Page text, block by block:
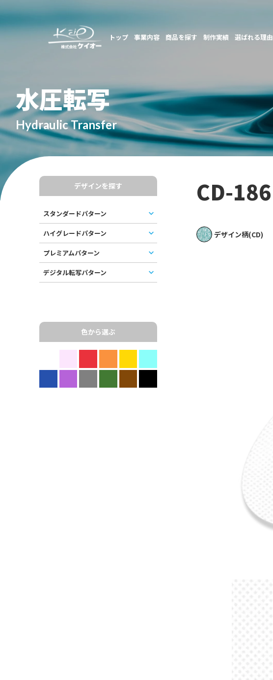
トップ 事業内容 商品を探す 制作実績 選ばれる理由
水圧転写
Hydraulic Transfer
デザインを探す
スタンダードパターン
ハイグレードパターン
プレミアムパターン
デジタル転写パターン
色から選ぶ
CD-186
デザイン柄(CD)